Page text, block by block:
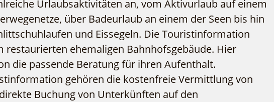
Fahrgastschiff
WFG
Urlaubsaktivitäten an, vom Aktivurlaub auf einem
über Badeurlaub an einem der Seen bis hin
und Eissegeln. Die Touristinformation
restaurierten ehemaligen Bahnhofsgebäude. Hier
die passende Beratung für ihren Aufenthalt.
gehören die kostenfreie Vermittlung von
Buchung von Unterkünften auf den